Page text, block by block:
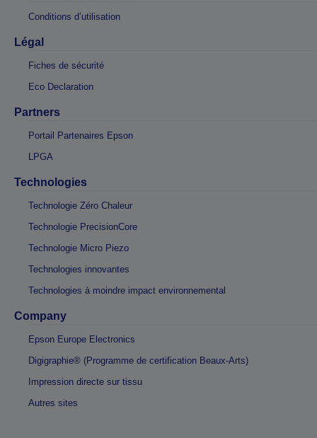
Conditions d’utilisation
Légal
Fiches de sécurité
Eco Declaration
Partners
Portail Partenaires Epson
LPGA
Technologies
Technologie Zéro Chaleur
Technologie PrecisionCore
Technologie Micro Piezo
Technologies innovantes
Technologies à moindre impact environnemental
Company
Epson Europe Electronics
Digigraphie® (Programme de certification Beaux-Arts)
Impression directe sur tissu
Autres sites